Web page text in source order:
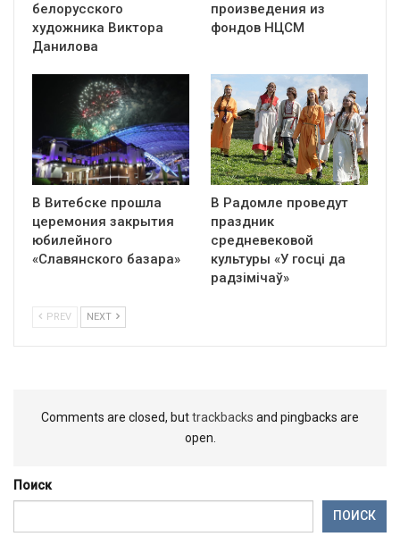
белорусского
художника Виктора
Данилова
произведения из
фондов НЦСМ
В Витебске прошла
церемония закрытия
юбилейного
«Славянского базара»
В Радомле проведут
праздник
средневековой
культуры «У госці да
радзімічаў»
PREV NEXT
Comments are closed, buttrackbacks and pingbacks are
open.
Поиск
ПОИСК